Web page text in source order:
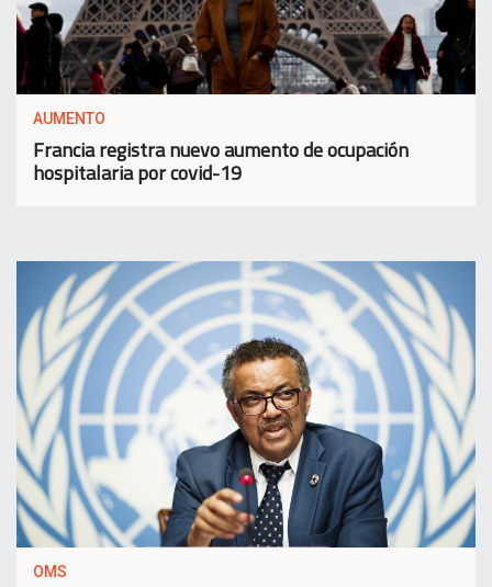
AUMENTO
Francia registra nuevo aumento de ocupación
hospitalaria por covid-19
OMS